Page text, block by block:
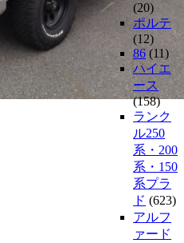
(20)
ポルテ
(12)
86 (11)
ハイエ
ース
(158)
ランク
ル250
系・200
系・150
系プラ
ド (623)
アルフ
ァード